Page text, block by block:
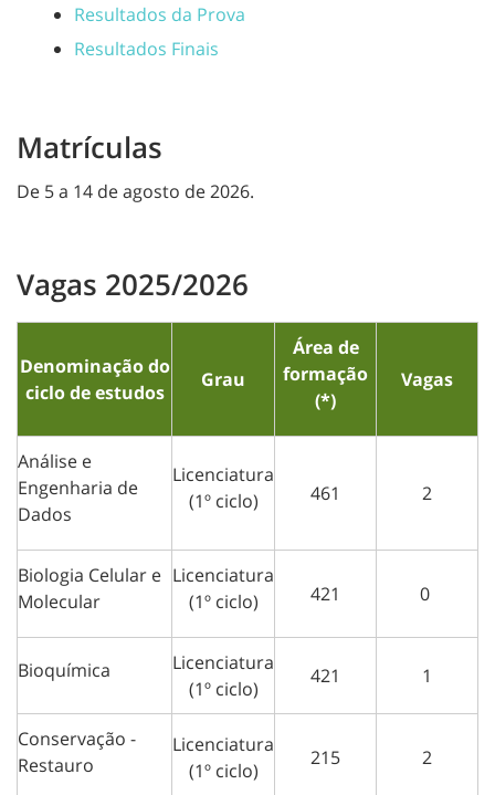
Resultados da Prova
Resultados Finais
Matrículas
De 5 a 14 de agosto de 2026.
Vagas 2025/2026
Denominação do
ciclo de estudos
Grau
Área de
formação
(*)
Vagas
Análise e
Engenharia de
Dados
Licenciatura
(1º ciclo)
461 2
Biologia Celular e
Molecular
Licenciatura
(1º ciclo)
421 0
Bioquímica
Licenciatura
(1º ciclo)
421 1
Conservação -
Restauro
Licenciatura
(1º ciclo)
215 2